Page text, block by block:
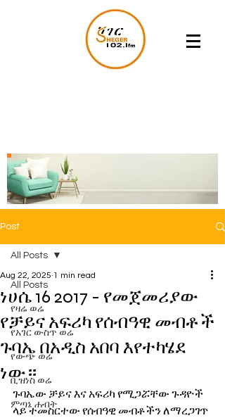
Post
All Posts
የዛሬ ወሬ
የአገር ውስጥ ወሬ
የውጭ ወሬ
ቢዝነስ ወሬ
ምጣኔ ሐብት
All Posts
ነሀሴ 16 2017 - የመጀመሪያው
የቻይና አፍሪካ የሰብዓዊ መብቶች
ጉባኤ በአዲስ አበባ እየተካሄደ
ነው።
Aug 22, 2025 1 min read
ጉባኤው ቻይና እና አፍሪካ የሚጋሯቸው ጉዳዮች
ላይ ተመስርተው የሰብዓዊ መብቶችን ለማረጋገጥ